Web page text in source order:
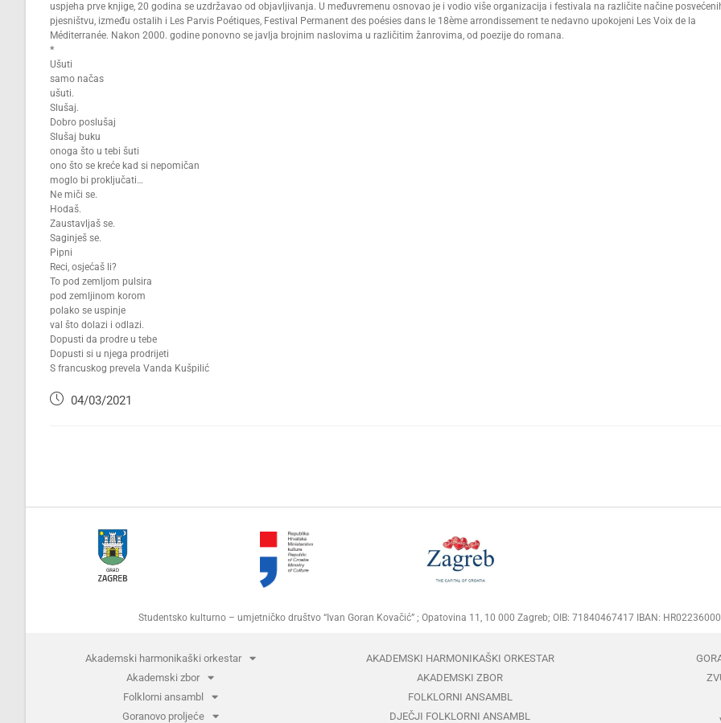
uspjeha prve knjige, 20 godina se uzdržavao od objavljivanja. U međuvremenu osnovao je i vodio više organizacija i festivala na različite načine
pjesništvu, između ostalih i Les Parvis Poétiques, Festival Permanent des poésies dans le 18ème arrondissement te nedavno upokojeni Les Voix de la
Méditerranée. Nakon 2000. godine ponovno se javlja brojnim naslovima u različitim žanrovima, od poezije do romana.
*
Ušuti
samo načas
ušuti.
Slušaj.
Dobro poslušaj
Slušaj buku
onoga što u tebi šuti
ono što se kreće kad si nepomičan
moglo bi proključati…
Ne miči se.
Hodaš.
Zaustavljaš se.
Saginješ se.
Pipni
Reci, osjećaš li?
To pod zemljom pulsira
pod zemljinom korom
polako se uspinje
val što dolazi i odlazi.
Dopusti da prodre u tebe
Dopusti si u njega prodrijeti
S francuskog prevela Vanda Kušpilić
04/03/2021
Studentsko kulturno – umjetničko društvo “Ivan Goran Kovačić” ; Opatovina 11, 10 000 Zagreb; OIB: 71840467417 IBAN:
Akademski harmonikaški orkestar
Akademski zbor
Folklorni ansambl
Goranovo proljeće
AKADEMSKI HARMONIKAŠKI ORKESTAR
AKADEMSKI ZBOR
FOLKLORNI ANSAMBL
DJEČJI FOLKLORNI ANSAMBL